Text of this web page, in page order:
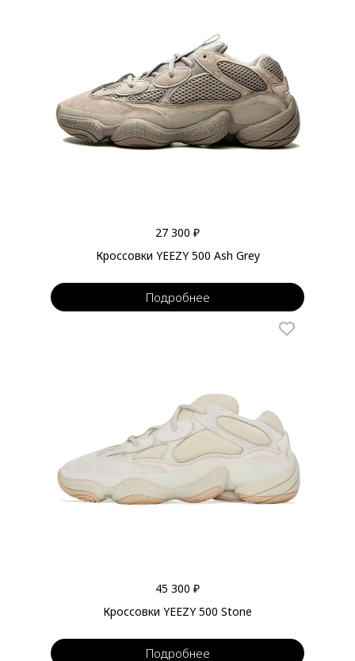
27 300 ₽
Кроссовки YEEZY 500 Ash Grey
Подробнее
45 300 ₽
Кроссовки YEEZY 500 Stone
Подробнее